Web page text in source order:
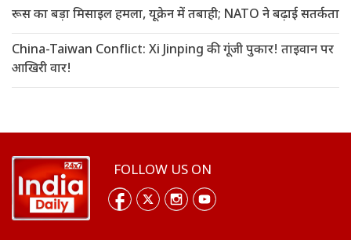
रूस का बड़ा मिसाइल हमला, यूक्रेन में तबाही; NATO ने बढ़ाई सतर्कता
China-Taiwan Conflict: Xi Jinping की गूंजी पुकार! ताइवान पर
आखिरी वार!
FOLLOW US ON